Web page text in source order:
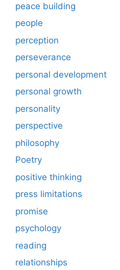
peace building
people
perception
perseverance
personal development
personal growth
personality
perspective
philosophy
Poetry
positive thinking
press limitations
promise
psychology
reading
relationships